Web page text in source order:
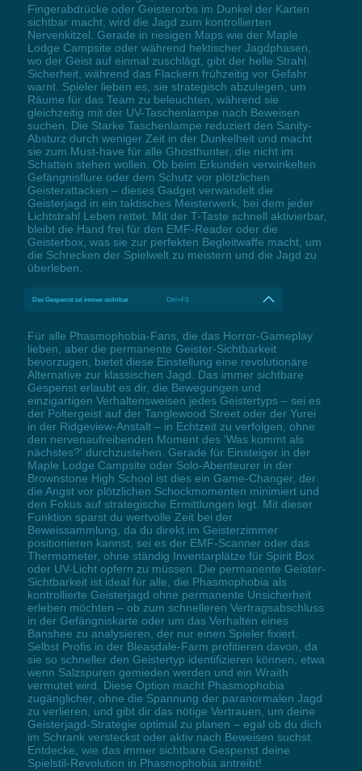
Fingerabdrücke oder Geisterorbs im Dunkel der Karten
sichtbar macht, wird die Jagd zum kontrollierten
Nervenkitzel. Gerade in riesigen Maps wie der Maple
Lodge Campsite oder während hektischer Jagdphasen,
wo der Geist auf einmal zuschlägt, gibt der helle Strahl
Sicherheit, während das Flackern frühzeitig vor Gefahr
warnt. Spieler lieben es, sie strategisch abzulegen, um
Räume für das Team zu beleuchten, während sie
gleichzeitig mit der UV-Taschenlampe nach Beweisen
suchen. Die Starke Taschenlampe reduziert den Sanity-
Absturz durch weniger Zeit in der Dunkelheit und macht
sie zum Must-have für alle Ghosthunter, die nicht im
Schatten stehen wollen. Ob beim Erkunden verwinkelten
Gefängnisflure oder dem Schutz vor plötzlichen
Geisterattacken – dieses Gadget verwandelt die
Geisterjagd in ein taktisches Meisterwerk, bei dem jeder
Lichtstrahl Leben rettet. Mit der T-Taste schnell aktivierbar,
bleibt die Hand frei für den EMF-Reader oder die
Geisterbox, was sie zur perfekten Begleitwaffe macht, um
die Schrecken der Spielwelt zu meistern und die Jagd zu
überleben.
Das Gespenst ist immer sichtbar Ctrl+F3
Für alle Phasmophobia-Fans, die das Horror-Gameplay
lieben, aber die permanente Geister-Sichtbarkeit
bevorzugen, bietet diese Einstellung eine revolutionäre
Alternative zur klassischen Jagd. Das immer sichtbare
Gespenst erlaubt es dir, die Bewegungen und
einzigartigen Verhaltensweisen jedes Geistertyps – sei es
der Poltergeist auf der Tanglewood Street oder der Yurei
in der Ridgeview-Anstalt – in Echtzeit zu verfolgen, ohne
den nervenaufreibenden Moment des 'Was kommt als
nächstes?' durchzustehen. Gerade für Einsteiger in der
Maple Lodge Campsite oder Solo-Abenteurer in der
Brownstone High School ist dies ein Game-Changer, der
die Angst vor plötzlichen Schockmomenten minimiert und
den Fokus auf strategische Ermittlungen legt. Mit dieser
Funktion sparst du wertvolle Zeit bei der
Beweissammlung, da du direkt im Geisterzimmer
positionieren kannst, sei es der EMF-Scanner oder das
Thermometer, ohne ständig Inventarplätze für Spirit Box
oder UV-Licht opfern zu müssen. Die permanente Geister-
Sichtbarkeit ist ideal für alle, die Phasmophobia als
kontrollierte Geisterjagd ohne permanente Unsicherheit
erleben möchten – ob zum schnelleren Vertragsabschluss
in der Gefängniskarte oder um das Verhalten eines
Banshee zu analysieren, der nur einen Spieler fixiert.
Selbst Profis in der Bleasdale-Farm profitieren davon, da
sie so schneller den Geistertyp identifizieren können, etwa
wenn Salzspuren gemieden werden und ein Wraith
vermutet wird. Diese Option macht Phasmophobia
zugänglicher, ohne die Spannung der paranormalen Jagd
zu verlieren, und gibt dir das nötige Vertrauen, um deine
Geisterjagd-Strategie optimal zu planen – egal ob du dich
im Schrank versteckst oder aktiv nach Beweisen suchst.
Entdecke, wie das immer sichtbare Gespenst deine
Spielstil-Revolution in Phasmophobia antreibt!